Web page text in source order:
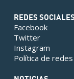
REDES SOCIALES
Facebook
Twitter
Instagram
Política de